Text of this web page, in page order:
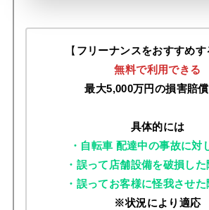
【 フリーナンスをおすすめす
無料で利用できる
最大5,000万円の損害賠
具体的には
・自転車 配達中の事故に対
・誤って店舗設備を破損し
・誤ってお客様に怪我させ
※状況により適応